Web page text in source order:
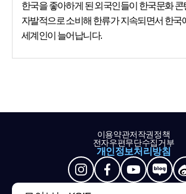
한국을 좋아하게 된 외국인들이 한국문화 콘
자발적으로 소비해 한류가 지속되면서 한국
세계인이 늘어납니다.
이용약관저작권정책
전자우편무단수집거부
개인정보처리방침